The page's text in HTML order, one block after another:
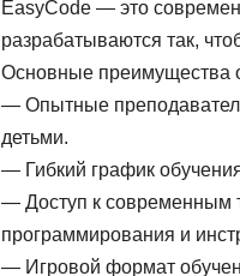
EasyCode — это
разрабатываются так,
Основные преимущества
— Опытные
детьми.
— Гибкий график
— Доступ к современным
программирования и
— Игровой формат